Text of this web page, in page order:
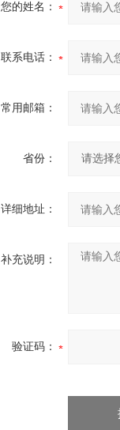
您的姓名：
联系电话：
常用邮箱：
省份：
详细地址：
补充说明：
验证码：